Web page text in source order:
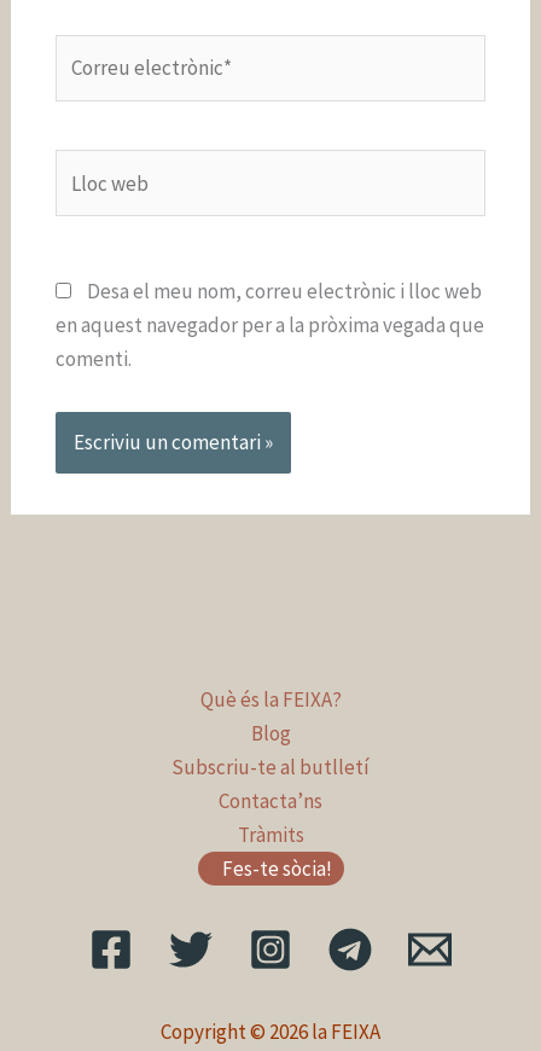
electrònic*
web
Desa el meu nom, correu electrònic i lloc web
en aquest navegador per a la pròxima vegada que
comenti.
Què és la FEIXA?
Blog
Subscriu-te al butlletí
Contacta’ns
Tràmits
Fes-te sòcia!
Copyright © 2026 la FEIXA